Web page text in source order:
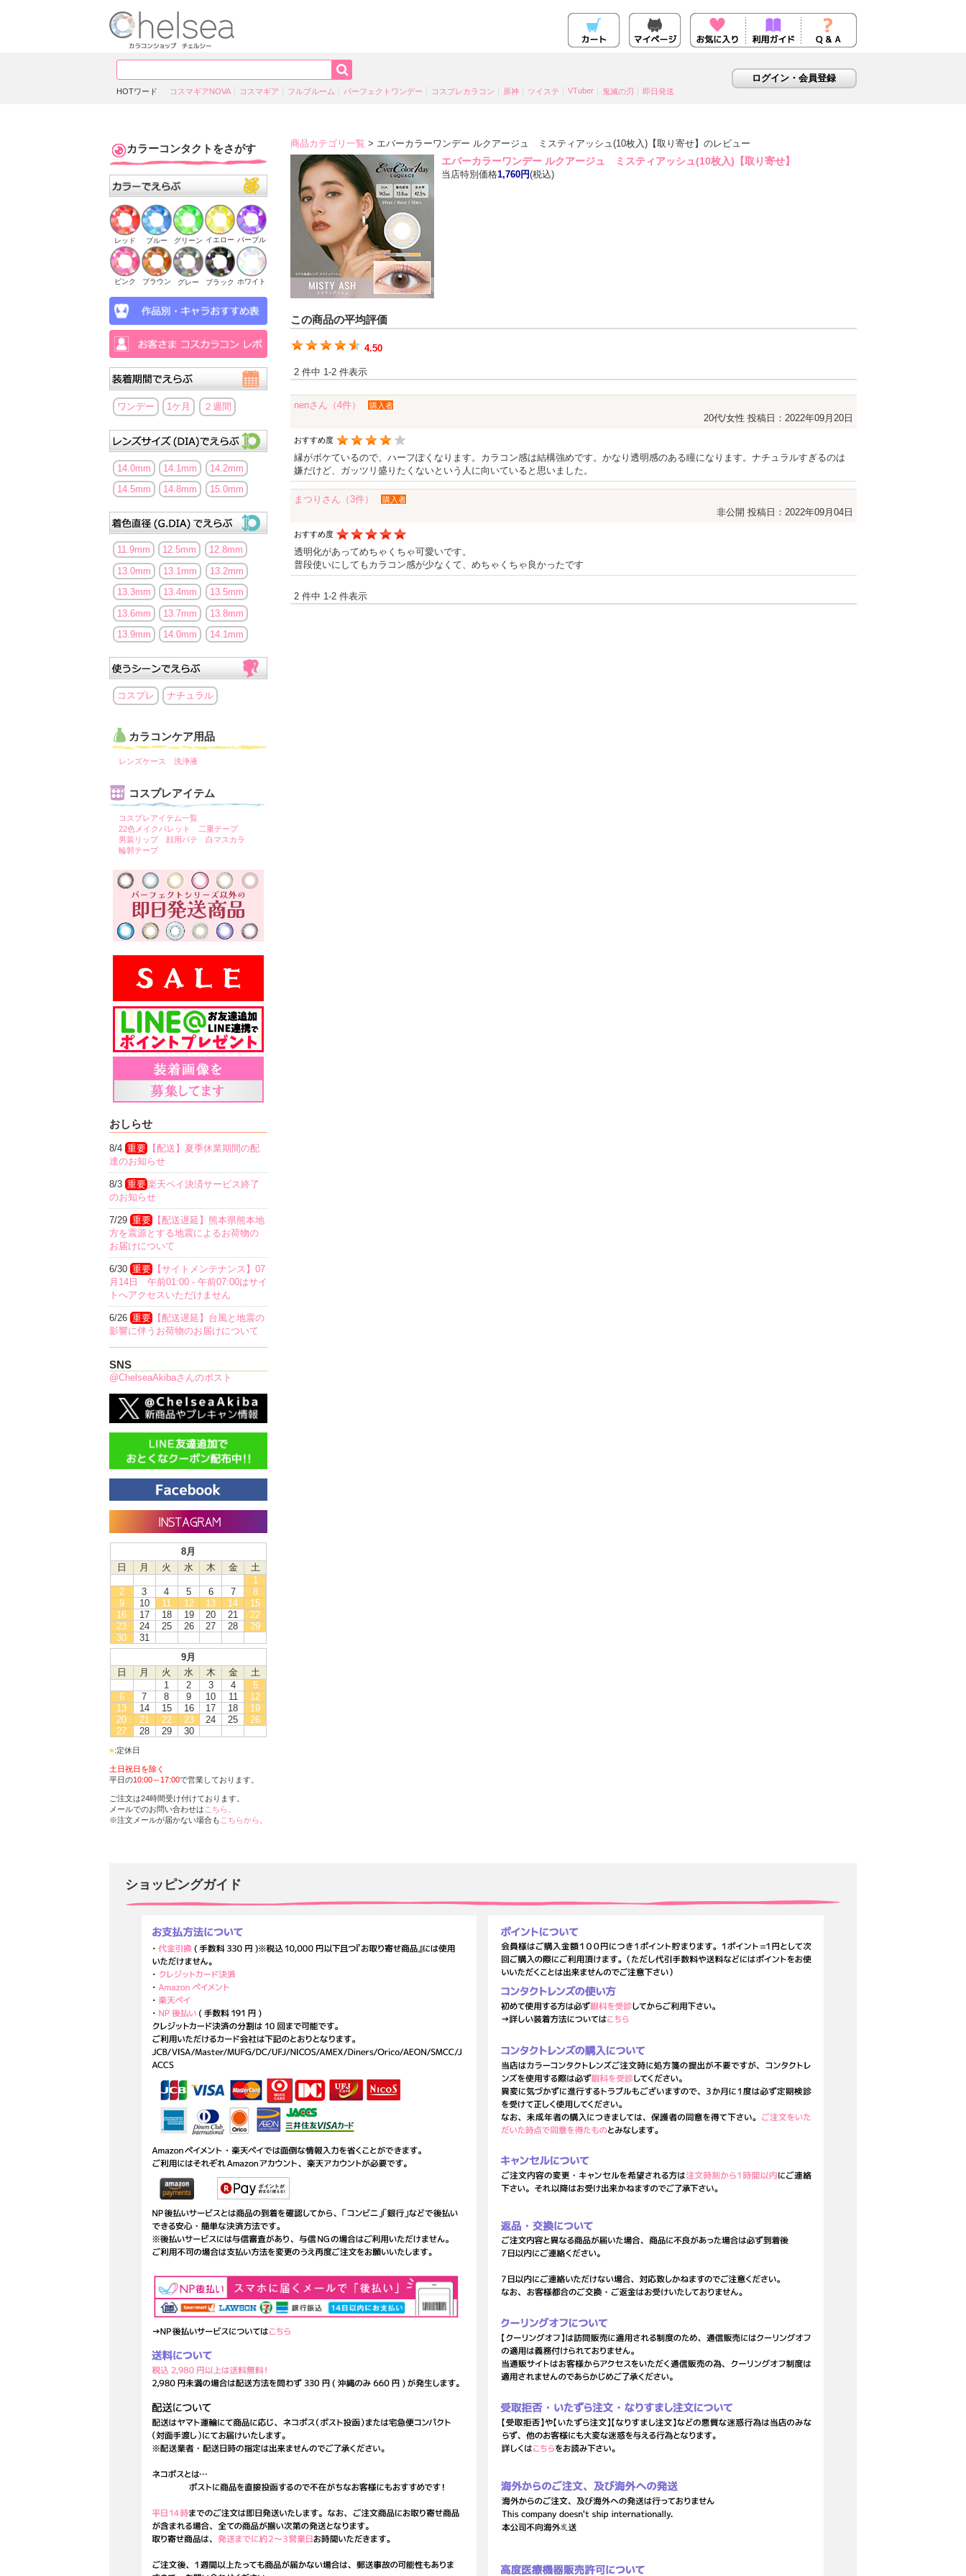
HOTワード コスマギアNOVA コスマギア フルブルーム パーフェクトワンデー コスプレカラコン 原神 ツイステ VTuber 鬼滅の刃 即日発送
カラーコンタクトをさがす
レッド ブルー グリーン イエロー パープル
ピンク ブラウン グレー ブラック ホワイト
ワンデー 1ケ月 ２週間
14.0mm 14.1mm
14.2mm
14.5mm
14.8mm 15.0mm
11.9mm 12.5mm
12.8mm
13.0mm
13.1mm
13.2mm
13.3mm
13.4mm
13.5mm
13.6mm
13.7mm
13.8mm
13.9mm
14.0mm 14.1mm
コスプレ ナチュラル
カラコンケア用品
レンズケース 洗浄液
コスプレアイテム
コスプレアイテム一覧
22色メイクパレット
二重テープ
男装リップ
顔用パテ
白マスカラ
輪郭テープ
おしらせ
8/4 重要
【配送】夏季休業期間の配
達のお知らせ
8/3 重要楽天ペイ決済サービス終了
のお知らせ
7/29 重要
【配送遅延】熊本県熊本地
方を震源とする地震によるお荷物の
お届けについて
6/30 重要
【サイトメンテナンス】07
月14日 午前01:00 - 午前07:00はサイ
トへアクセスいただけません
6/26 重要
【配送遅延】台風と地震の
影響に伴うお荷物のお届けについて
SNS
@ChelseaAkibaさんのポスト
8月
日
月 火 水 木 金
土
1
2
3 4 5 6 7
8
9
10 11 12 13 14
15
16
17 18 19 20 21
22
23
24 25 26 27 28
29
30
31
9月
日
月 火 水 木 金
土
1
2 3 4
5
6
7 8 9 10 11
12
13
14 15 16 17 18
19
20
21 22 23 24 25
26
27
28 29 30
■:定休日
土日祝日を除く
平日の10:00～17:00で営業しております。
ご注文は24時間受け付けております。
メールでのお問い合わせは こちら。
※注文メールが届かない場合も こちらから。
商品カテゴリ一覧 > エバーカラーワンデー ルクアージュ ミスティアッシュ(10枚入)【取り寄せ】のレビュー
エバーカラーワンデー ルクアージュ ミスティアッシュ(10枚入)【取り寄せ】
当店特別価格1,760円(税込)
この商品の平均評価
4.50
2 件中 1-2 件表示
nenさん（4件） 購入者
20代/女性 投稿日：2022年09月20日
おすすめ度
縁がボケているので、ハーフぽくなります。カラコン感は結構強めです。かなり透明感のある瞳になります。ナチュラルすぎるのは
嫌だけど、ガッツリ盛りたくないという人に向いていると思いました。
まつりさん（3件） 購入者
非公開 投稿日：2022年09月04日
おすすめ度
透明化があってめちゃくちゃ可愛いです。
普段使いにしてもカラコン感が少なくて、めちゃくちゃ良かったです
2 件中 1-2 件表示
ショッピングガイド